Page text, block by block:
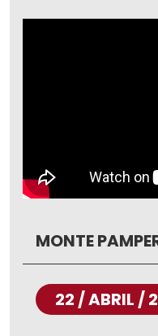
MONTE
22 / ABRIL /